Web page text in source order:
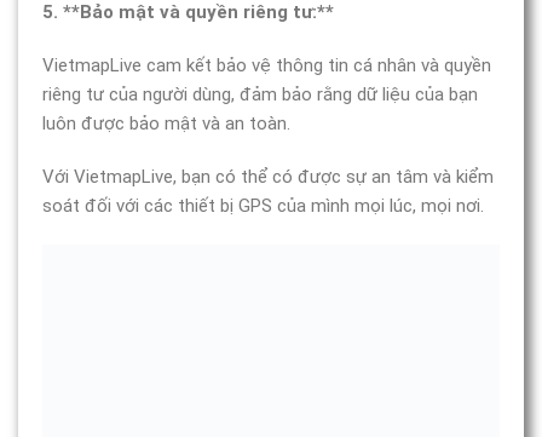
5. **Bảo mật và quyền riêng tư:**
VietmapLive cam kết bảo vệ thông tin cá nhân và quyền
riêng tư của người dùng, đảm bảo rằng dữ liệu của bạn
luôn được bảo mật và an toàn.
Với VietmapLive, bạn có thể có được sự an tâm và kiểm
soát đối với các thiết bị GPS của mình mọi lúc, mọi nơi.